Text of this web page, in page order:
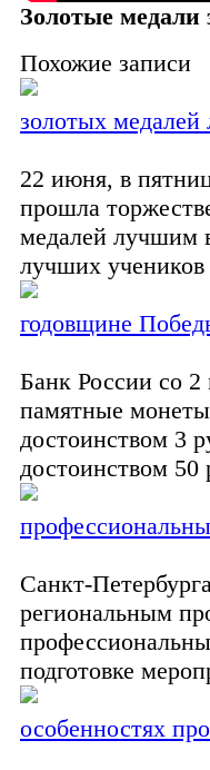
Золотые медали
Похожие записи
золотых
22 июня, в
прошла
медалей лучшим
лучших
годовщине
Банк России со 2
памятные
достоинством 3
достоинством 50
Санкт-
региональным
подготовке
особенностях